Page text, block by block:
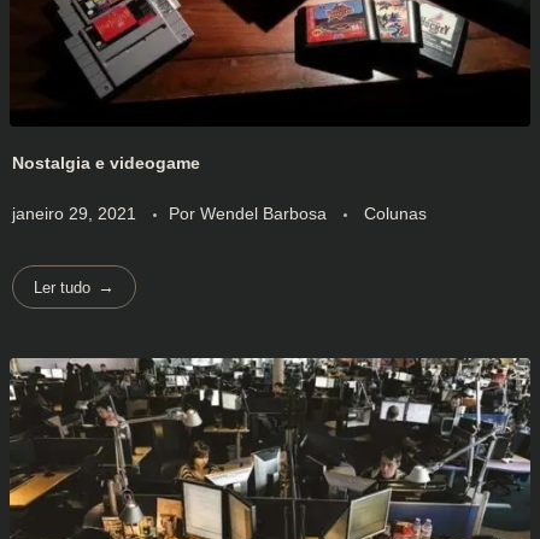
Nostalgia e videogame
janeiro 29, 2021 Por Wendel Barbosa Colunas
Ler tudo